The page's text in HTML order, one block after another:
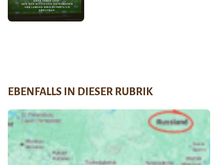
EBENFALLS IN DIESER RUBRIK